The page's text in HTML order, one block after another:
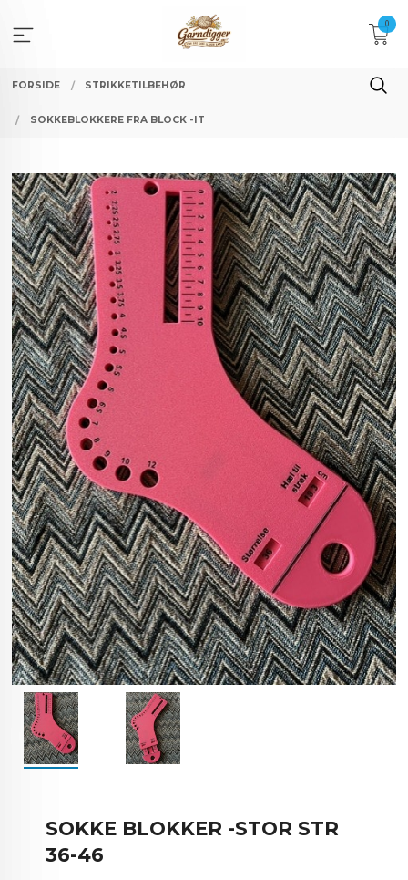
innholdet
0
FORSIDE STRIKKETILBEHØR
SOKKEBLOKKERE FRA BLOCK -IT
SOKKE BLOKKER -STOR STR
36-46